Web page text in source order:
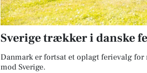
Sverige trækker i danske
Danmark er fortsat et oplagt ferievalg for
mod Sverige.